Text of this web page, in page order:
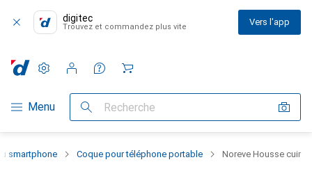
digitec
Trouvez et commandez plus vite Vers l'app
Navigation par catégorie
Menu Recherche
Paramètres
Compte client
Listes de comparaison
Listes d'envies
Panier
smartphone Coque pour téléphone portable Noreve Housse cuir